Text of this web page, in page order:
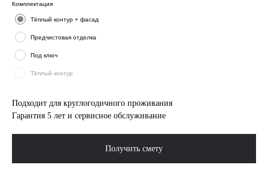
Комплектация
Тёплый контур + фасад
Предчистовая отделка
Под ключ
Тёплый контур
Подходит для круглогодичного проживания
Гарантия 5 лет и сервисное обслуживание
Получить смету
Тип террасы:
Спальни:3
Габариты: 9х13,45 м